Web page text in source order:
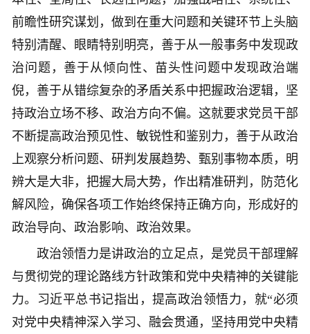
前瞻性研究谋划，做到在重大问题和关键环节上头脑
特别清醒、眼睛特别明亮，善于从一般事务中发现政
治问题，善于从倾向性、苗头性问题中发现政治端
倪，善于从错综复杂的矛盾关系中把握政治逻辑，坚
持政治立场不移、政治方向不偏。这就要求党员干部
不断提高政治预见性、敏锐性和鉴别力，善于从政治
上观察分析问题、研判发展趋势、甄别事物本质，明
辨大是大非，把握大局大势，作出精准研判，防范化
解风险，确保各项工作始终保持正确方向，形成好的
政治导向、政治影响、政治效果。
政治领悟力是讲政治的立足点，是党员干部理解
与贯彻党的理论路线方针政策和党中央精神的关键能
力。习近平总书记指出，提高政治领悟力，就“必须
对党中央精神深入学习、融会贯通，坚持用党中央精